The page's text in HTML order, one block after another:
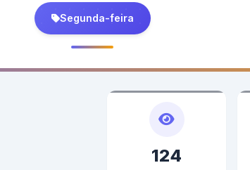
Segunda-feira
124